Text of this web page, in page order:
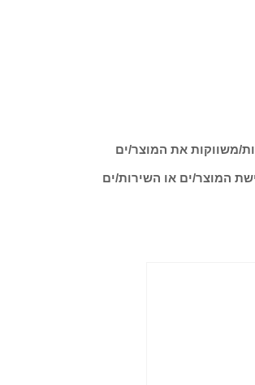
משווקות את המוצר/ים
המוצר/ים או השירות/ים